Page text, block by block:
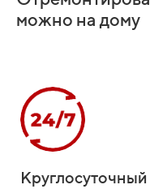
можно на дому
Круглосуточный